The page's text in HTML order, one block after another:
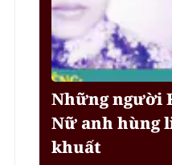
Những người
Nữ anh hùng
khuất